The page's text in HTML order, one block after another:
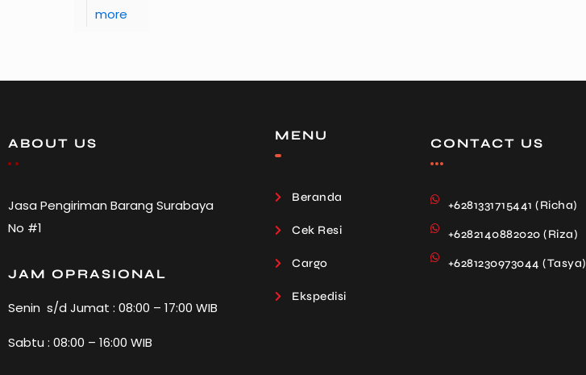
more
ABOUT US
Jasa Pengiriman Barang Surabaya
No #1
JAM OPRASIONAL
Senin s/d Jumat : 08:00 – 17:00 WIB
Sabtu : 08:00 – 16:00 WIB
MENU
Beranda
Cek Resi
Cargo
Ekspedisi
CONTACT US
+6281331715441 (Richa)
+6282140882020 (Riza)
+6281230973044 (Tasya)